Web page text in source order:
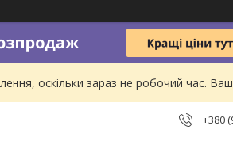
оскільки зараз не робочий час.
+380